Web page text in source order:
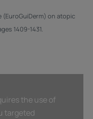
(EuroGuiDerm) on atopic
1409-1431.
the use of
targeted